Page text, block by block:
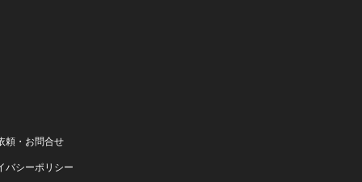
頼・お問合せ
バシーポリシー